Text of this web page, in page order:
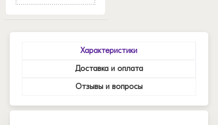
Характеристики
Доставка и оплата
Отзывы и вопросы